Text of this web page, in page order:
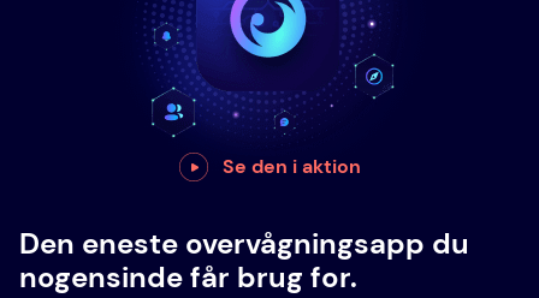
Se den i aktion
Den eneste overvågningsapp du
nogensinde får brug for.